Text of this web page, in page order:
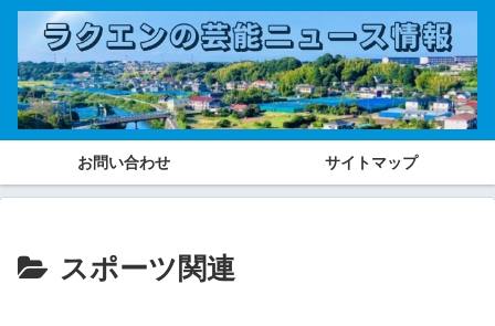
お問い合わせ サイトマップ
スポーツ関連